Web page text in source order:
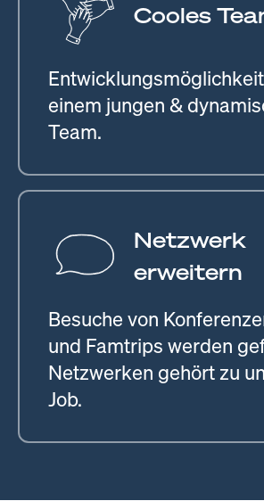
Cooles
einem jungen &
Team.
Netzwerk
erweitern
Besuche von
und Famtrips werden
Netzwerken gehört zu
Job.